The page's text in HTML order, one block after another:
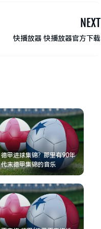
NEXT
快播放器 快播放器官方下载
德甲进球集锦？那里有90年
代末德甲集锦的音乐